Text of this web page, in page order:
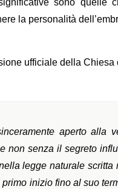
sono quelle
la personalità
ufficiale della Chiesa
aperto alla
e non senza il segreto
legge naturale
inizio fino al suo